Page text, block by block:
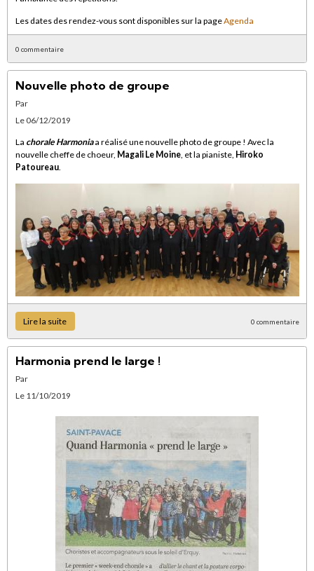
Les dates des rendez-vous sont disponibles sur la pageAgenda
0 commentaire
Nouvelle photo de groupe
Par
Le 06/12/2019
La chorale Harmoniaa réalisé une nouvelle photo de groupe ! Avec la
nouvelle cheffe de choeur, Magali Le Moine, et la pianiste, Hiroko
Patoureau.
Lire la suite 0 commentaire
Harmonia prend le large !
Par
Le 11/10/2019